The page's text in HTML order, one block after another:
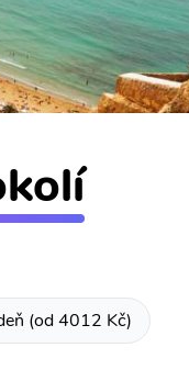
(od 4012 Kč)